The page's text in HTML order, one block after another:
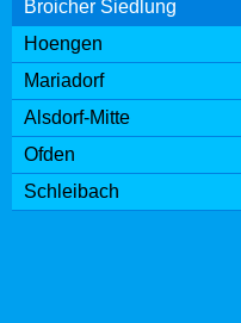
Broicher Siedlung
Hoengen
Mariadorf
Alsdorf-Mitte
Ofden
Schleibach